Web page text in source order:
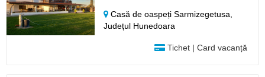
Casă de oaspeți Sarmizegetusa,
Județul Hunedoara
Tichet | Card vacanță